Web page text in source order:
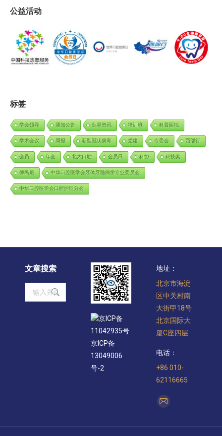
公益活动
标签
学会领导 通知公告 业界资讯 培训班 科普园地
学术会议 周报 新型冠状病毒 党建 专委会 西部行
会员 年会 北大口腔 会员日 科协 科技奖
傅民魁 中华口腔医学会牙体牙髓病学专业委员会
中华口腔医学会口腔护理分会
文章搜索
Search:
京ICP备
11042935号
京ICP备
13049006
号-2
地址：
北京市海淀
区中关村南
大街甲18号
北京国际大
厦C座四层
电话：
+86 010-
62116665
找到我们：
Mail